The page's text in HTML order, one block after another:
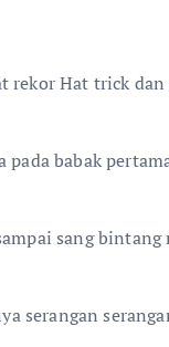
rekor Hat trick dan
babak
sang bintang
serangan